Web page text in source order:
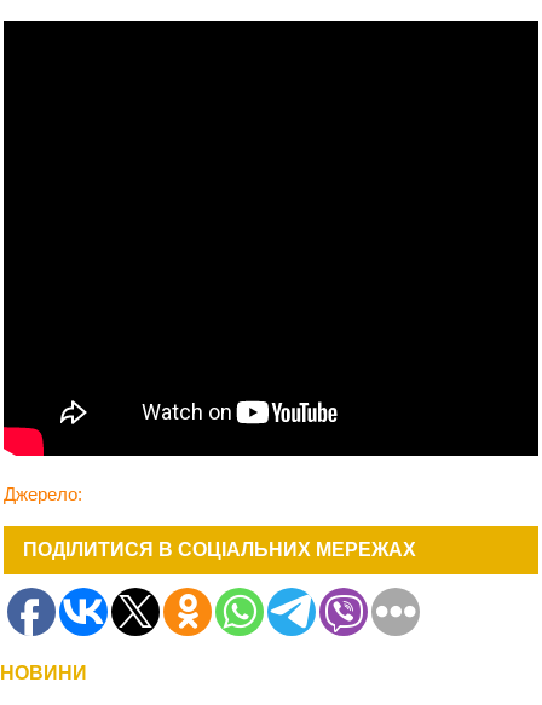
Джерело:
ПОДІЛИТИСЯ В СОЦІАЛЬНИХ МЕРЕЖАХ
НОВИНИ